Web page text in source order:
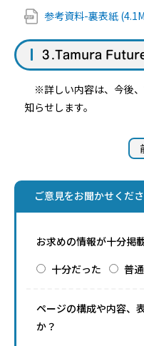
参考資料-裏表紙
３.Tamura
※詳しい内容は、今後
知らせします。
ご意見をお聞かせくだ
お求めの情報が十分掲
十分だった
普通
ページの構成や内容、
か？